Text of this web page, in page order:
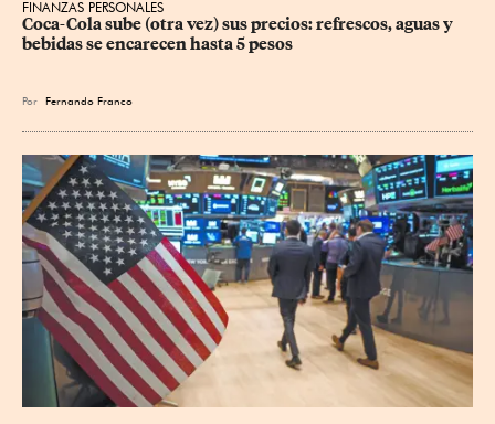
FINANZAS PERSONALES
Coca-Cola sube (otra vez) sus precios: refrescos, aguas y
bebidas se encarecen hasta 5 pesos
Por Fernando Franco